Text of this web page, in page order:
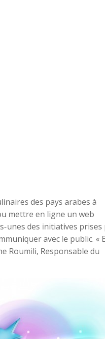
des pays arabes à
mettre en ligne un web
unes des initiatives prises
avec le public. «
Roumili, Responsable du